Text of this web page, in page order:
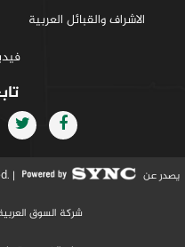
الاشراف والقبائل العربية
| يصدر عن
شركة السوق